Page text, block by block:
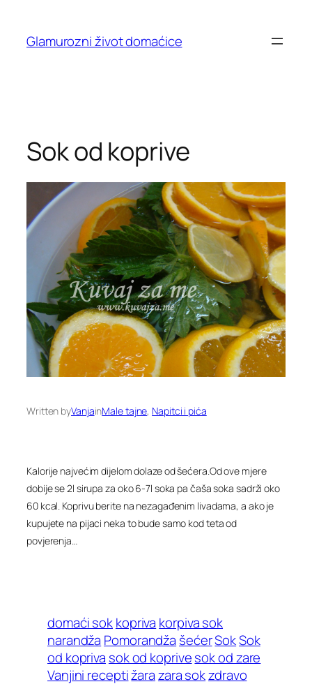
content
Glamurozni život domaćice
Sok od koprive
Written byVanjainMale tajne, Napitci i pića
Kalorije najvećim dijelom dolaze od šećera.Od ove mjere
dobije se 2l sirupa za oko 6-7l soka pa čaša soka sadrži oko
60 kcal. Koprivu berite na nezagađenim livadama, a ako je
kupujete na pijaci neka to bude samo kod teta od
povjerenja…
domaći sokkopriva korpiva sok
narandža Pomorandža šećerSokSok
od kopriva sok od koprivesok od zare
Vanjini receptižarazara sokzdravo